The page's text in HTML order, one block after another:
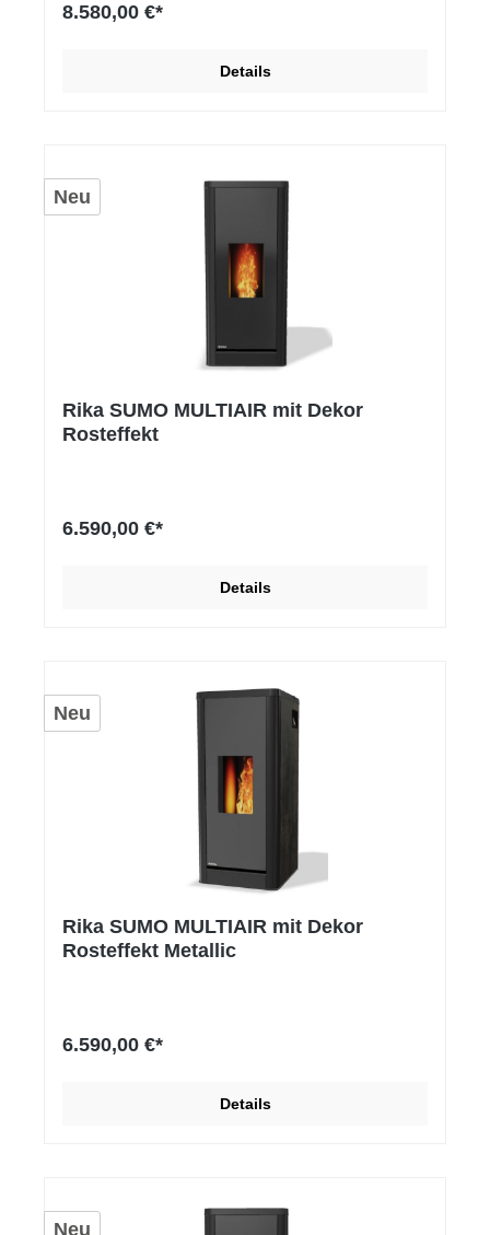
8.580,00 €*
Details
Neu
Rika SUMO MULTIAIR mit Dekor
Rosteffekt
6.590,00 €*
Details
Neu
Rika SUMO MULTIAIR mit Dekor
Rosteffekt Metallic
6.590,00 €*
Details
Neu